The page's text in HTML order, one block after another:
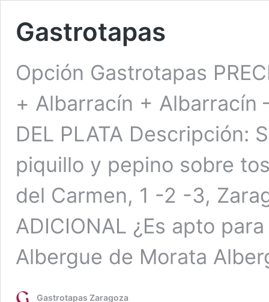
Gastrotapas
Opción Gastrotapas
+ Albarracín + Albarracín
DEL PLATA Descripción:
piquillo y pepino sobre
del Carmen, 1 -2 -3,
ADICIONAL ¿Es apto
Albergue de Morata
Gastrotapas Zaragoza